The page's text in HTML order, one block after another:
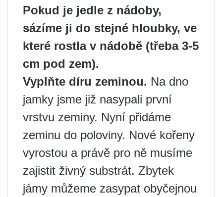
Pokud je jedle z nádoby,
sázíme ji do stejné hloubky, ve
které rostla v nádobě (třeba 3-5
cm pod zem).
Vyplňte díru zeminou. Na dno
jamky jsme již nasypali první
vrstvu zeminy. Nyní přidáme
zeminu do poloviny. Nové kořeny
vyrostou a právě pro ně musíme
zajistit živný substrát. Zbytek
jámy můžeme zasypat obyčejnou